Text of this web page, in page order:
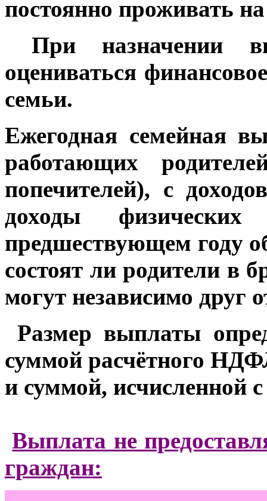
постоянно проживать
При назначении
оцениваться
семьи.
Ежегодная семейная
работающих
попечителей), с
доходы
предшествующем году
состоят ли родители в
могут независимо друг
Размер выплаты
суммой расчётного
и суммой, исчисленной
Выплата не
граждан: